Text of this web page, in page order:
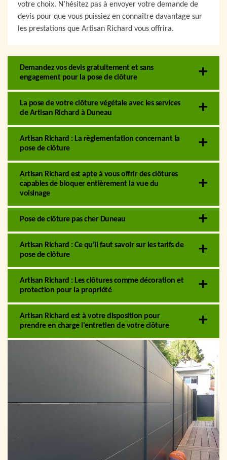
votre choix. N’hésitez pas à envoyer votre demande de
devis pour que vous puissiez en connaitre davantage sur
les prestations que Artisan Richard vous offrira.
Demandez vos devis gratuitement et sans
engagement pour la pose de clôture
La pose de votre clôture végétale avec les services
de Artisan Richard à Duneau
Artisan Richard : La règlementation concernant la
pose de clôture
Artisan Richard est apte à vous offrir des clôtures
capables de bloquer entièrement la vue du
voisinage
Pose de clôture pas cher Duneau
Artisan Richard : Ce qu’il faut savoir sur les tarifs de
pose de clôture
Artisan Richard : Les clôtures comme décoration et
protection pour la propriété
Artisan Richard est à votre disposition pour
prendre en charge l'entretien de votre clôture